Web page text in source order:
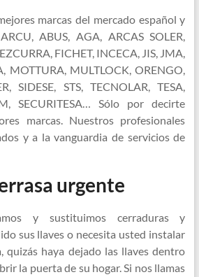
marcas del mercado español y
ABUS, AGA, ARCAS SOLER,
FICHET, INCECA, JIS, JMA,
MOTTURA, MULTLOCK, ORENGO,
SIDESE, STS, TECNOLAR, TESA,
SECURITESA… Sólo por decirte
marcas. Nuestros profesionales
y a la vanguardia de servicios de
urgente
y sustituimos cerraduras y
sus llaves o necesita usted instalar
quizás haya dejado las llaves dentro
la puerta de su hogar. Si nos llamas